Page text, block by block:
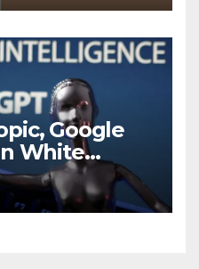
Google
White
meeting